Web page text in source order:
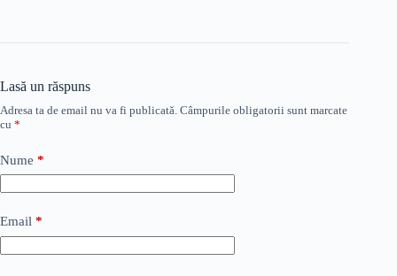
Lasă un răspuns
Adresa ta de email nu va fi publicată. Câmpurile obligatorii sunt marcate
cu *
Nume *
Email *